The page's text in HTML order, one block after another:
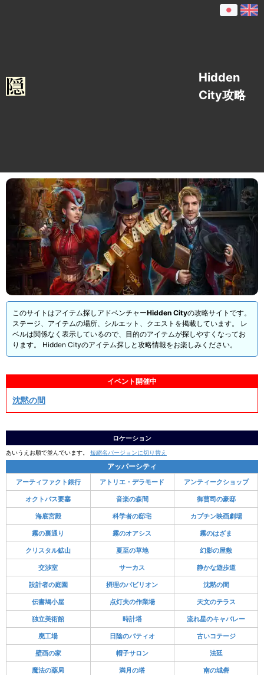
Hidden
City攻略
このサイトはアイテム探しアドベンチャーHidden Cityの攻略サイトです。
ステージ、アイテムの場所、シルエット、クエストを掲載しています。 レ
ベルは関係なく表示しているので、目的のアイテムが探しやすくなってお
ります。 Hidden Cityのアイテム探しと攻略情報をお楽しみください。
イベント開催中
沈黙の間
ロケーション
あいうえお順で並んでいます。 短縮名バージョンに切り替え
アッパーシティ
アーティファクト銀行 アトリエ・デラモード アンティークショップ
オクトパス要塞 音楽の森間 御曹司の豪邸
海底宮殿 科学者の邸宅 カプチン映画劇場
霧の裏通り 霧のオアシス 霧のはざま
クリスタル鉱山 夏至の草地 幻影の屋敷
交渉室 サーカス 静かな遊歩道
設計者の庭園 摂理のパビリオン 沈黙の間
伝書鳩小屋 点灯夫の作業場 天文のテラス
独立美術館 時計塔 流れ星のキャバレー
廃工場 日陰のパティオ 古いコテージ
壁画の家 帽子サロン 法廷
魔法の薬局 満月の塔 南の城砦